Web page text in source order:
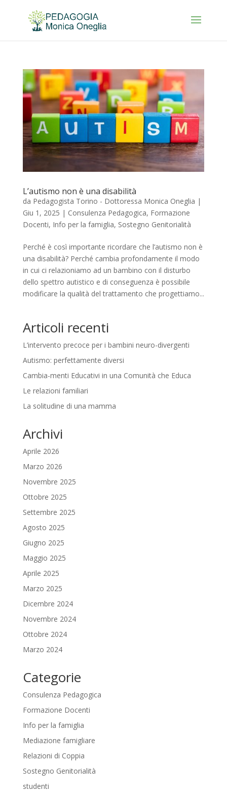
L’autismo non è una disabilità
da Pedagogista Torino - Dottoressa Monica Oneglia |
Giu 1, 2025 | Consulenza Pedagogica, Formazione
Docenti, Info per la famiglia, Sostegno Genitorialità
Perché è così importante ricordare che l’autismo non è
una disabilità? Perché cambia profondamente il modo
in cui ci relazioniamo ad un bambino con il disturbo
dello spettro autistico e di conseguenza è possibile
modificare la qualità del trattamento che progettiamo...
Articoli recenti
L’intervento precoce per i bambini neuro-divergenti
Autismo: perfettamente diversi
Cambia-menti Educativi in una Comunità che Educa
Le relazioni familiari
La solitudine di una mamma
Archivi
Aprile 2026
Marzo 2026
Novembre 2025
Ottobre 2025
Settembre 2025
Agosto 2025
Giugno 2025
Maggio 2025
Aprile 2025
Marzo 2025
Dicembre 2024
Novembre 2024
Ottobre 2024
Marzo 2024
Categorie
Consulenza Pedagogica
Formazione Docenti
Info per la famiglia
Mediazione famigliare
Relazioni di Coppia
Sostegno Genitorialità
studenti